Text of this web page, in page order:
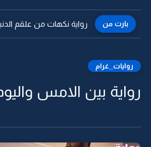
بارت من رواية نكهات من علقم الدنيا
روايات_غرام
رواية بين الامس واليوم -